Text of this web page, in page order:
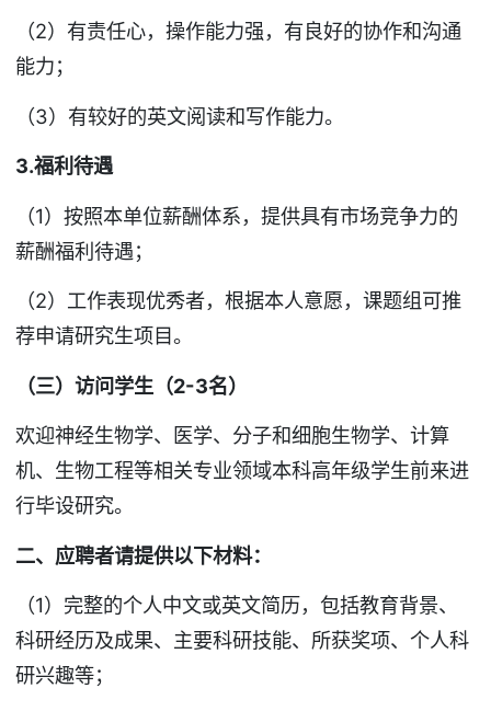
（2）有责任心，操作能力强，有良好的协作和沟通
能力；
（3）有较好的英文阅读和写作能力。
3.福利待遇
（1）按照本单位薪酬体系，提供具有市场竞争力的
薪酬福利待遇；
（2）工作表现优秀者，根据本人意愿，课题组可推
荐申请研究生项目。
（三）访问学生（2-3名）
欢迎神经生物学、医学、分子和细胞生物学、计算
机、生物工程等相关专业领域本科高年级学生前来进
行毕设研究。
二、应聘者请提供以下材料：
（1）完整的个人中文或英文简历，包括教育背景、
科研经历及成果、主要科研技能、所获奖项、个人科
研兴趣等；